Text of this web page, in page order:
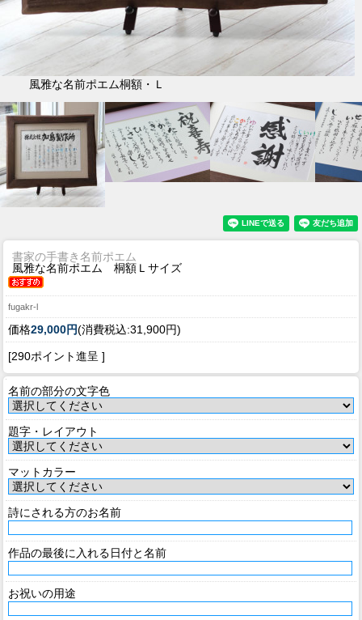
風雅な名前ポエム桐額・Ｌ
書家の手書き名前ポエム
風雅な名前ポエム 桐額Ｌサイズ
fugakr-l
価格29,000円(消費税込:31,900円)
[290ポイント進呈 ]
名前の部分の文字色
題字・レイアウト
マットカラー
詩にされる方のお名前
作品の最後に入れる日付と名前
お祝いの用途